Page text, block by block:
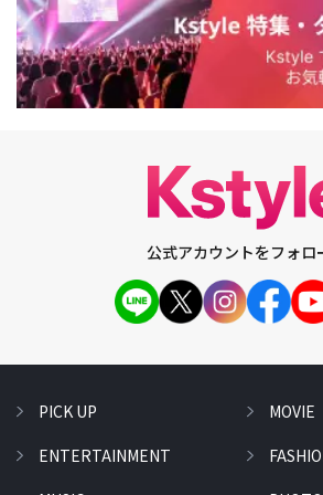
公式アカウントをフォロ
PICK UP
ENTERTAINMENT
MOVIE